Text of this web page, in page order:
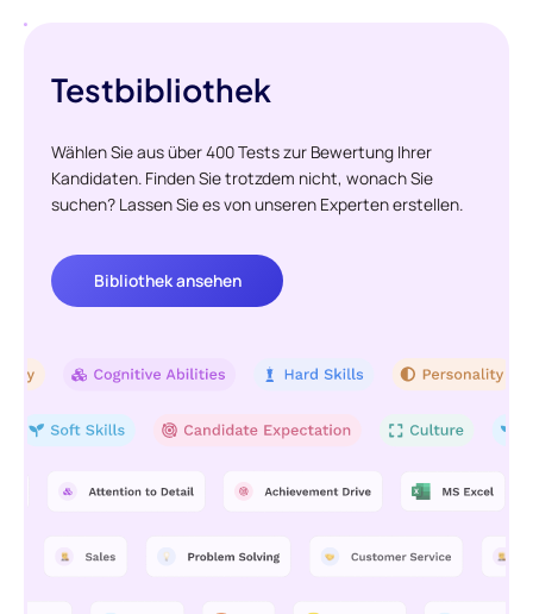
Testbibliothek
Wählen Sie aus über 400 Tests zur Bewertung Ihrer
Kandidaten. Finden Sie trotzdem nicht, wonach Sie
suchen? Lassen Sie es von unseren Experten erstellen.
Bibliothek ansehen